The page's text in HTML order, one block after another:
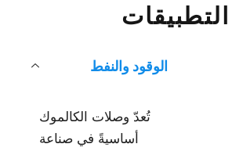
التطبيقات
الوقود والنفط
تُعدّ وصلات الكالموك
أساسيةً في صناعة